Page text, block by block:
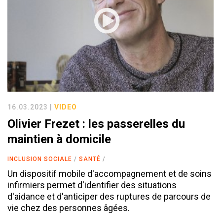
16.03.2023 | VIDEO
Olivier Frezet : les passerelles du
maintien à domicile
INCLUSION SOCIALE SANTÉ
Un dispositif mobile d'accompagnement et de soins
infirmiers permet d'identifier des situations
d'aidance et d'anticiper des ruptures de parcours de
vie chez des personnes âgées.